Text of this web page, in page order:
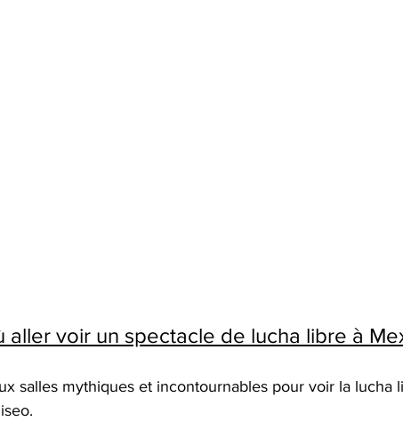
aller voir un spectacle de lucha libre à
salles mythiques et incontournables pour voir la lucha